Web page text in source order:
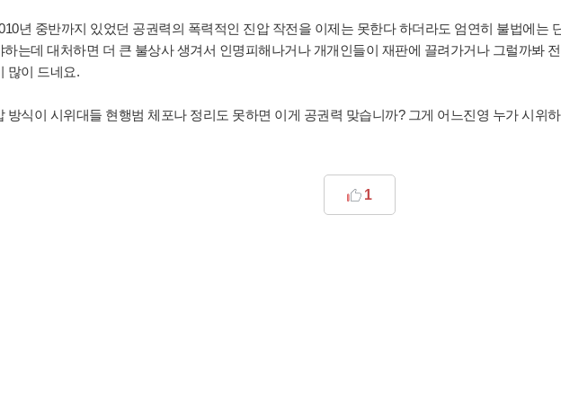
년 중반까지 있었던 공권력의 폭력적인 진압 작전을 이제는 못한다 하더라도 엄연히 불법에는
하는데 대처하면 더 큰 불상사 생겨서 인명피해나거나 개개인들이 재판에 끌려가거나 그럴까봐
많이 드네요.
방식이 시위대들 현행범 체포나 정리도 못하면 이게 공권력 맞습니까? 그게 어느진영 누가 시위
1